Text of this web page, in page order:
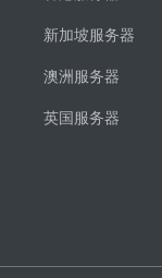
新加坡服务器
澳洲服务器
英国服务器